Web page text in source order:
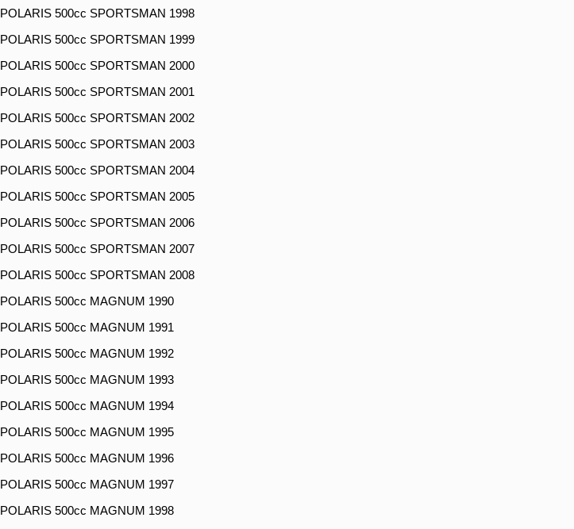
POLARIS 500cc SPORTSMAN 1998
POLARIS 500cc SPORTSMAN 1999
POLARIS 500cc SPORTSMAN 2000
POLARIS 500cc SPORTSMAN 2001
POLARIS 500cc SPORTSMAN 2002
POLARIS 500cc SPORTSMAN 2003
POLARIS 500cc SPORTSMAN 2004
POLARIS 500cc SPORTSMAN 2005
POLARIS 500cc SPORTSMAN 2006
POLARIS 500cc SPORTSMAN 2007
POLARIS 500cc SPORTSMAN 2008
POLARIS 500cc MAGNUM 1990
POLARIS 500cc MAGNUM 1991
POLARIS 500cc MAGNUM 1992
POLARIS 500cc MAGNUM 1993
POLARIS 500cc MAGNUM 1994
POLARIS 500cc MAGNUM 1995
POLARIS 500cc MAGNUM 1996
POLARIS 500cc MAGNUM 1997
POLARIS 500cc MAGNUM 1998